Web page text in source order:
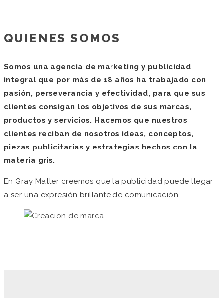
QUIENES SOMOS
Somos una agencia de marketing y publicidad
integral que por más de 18 años ha trabajado con
pasión, perseverancia y efectividad, para que sus
clientes consigan los objetivos de sus marcas,
productos y servicios. Hacemos que nuestros
clientes reciban de nosotros ideas, conceptos,
piezas publicitarias y estrategias hechos con la
materia gris.
En Gray Matter creemos que la publicidad puede llegar
a ser una expresión brillante de comunicación.